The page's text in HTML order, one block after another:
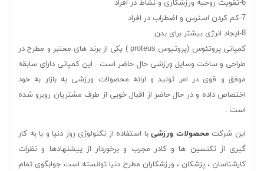
6-تقویت روحیه ورزشکاری و نشاط در افراد
7-کم کردن استرس و اضطراب در افراد
8-ایجاد انرژی بیشتر برای بدن
کمپانی پروتئوس (پروتیوس proteus ) یکی از برند های معتبر و مطرح در
طراحی و ساخت وسایل ورزشی حال حاضر است . این کمپانی دارای سابقه
موفق و قوی در امر تولید و ارائه محصولات ورزشی به بازار به خود
اختصاص داده و در حال حاضر از اقبال خوبی از طرف مشتریان روبرو شده
است .
این شرکت محصولات ورزشیبا استفاده از تکنولوژی روز دنیا و با به کار
گیری از تکنسین ها و کادر مجرب و برخوردار از پیشنهادها و نظرات
کارشناسان ، پزشکان ، ورزشکاران مطرح دنیا توانسته است جوابگوی تمام